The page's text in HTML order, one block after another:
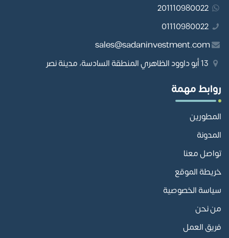
201110980022
01110980022
sales@sadaninvestment.com
روابط مهمة
المطورين
المدونة
تواصل معنا
خريطة الموقع
سياسة الخصوصية
من نحن
فريق العمل